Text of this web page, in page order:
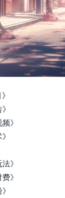
》
》
》